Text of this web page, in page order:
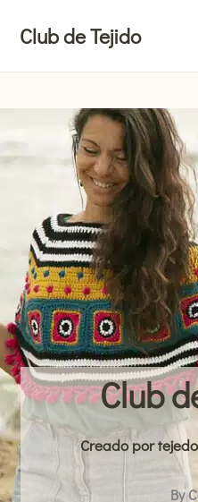
contenido
Club de Tejido
Club
Creado por
By